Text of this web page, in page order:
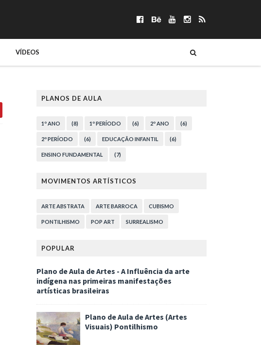
VÍDEOS
PLANOS DE AULA
1º ANO (8) 1º PERÍODO (6) 2º ANO (6)
2º PERÍODO (6) EDUCAÇÃO INFANTIL (6)
ENSINO FUNDAMENTAL (7)
MOVIMENTOS ARTÍSTICOS
ARTE ABSTRATA ARTE BARROCA CUBISMO
PONTILHISMO POP ART SURREALISMO
POPULAR
Plano de Aula de Artes - A Influência da arte
indígena nas primeiras manifestações
artísticas brasileiras
Plano de Aula de Artes (Artes
Visuais) Pontilhismo